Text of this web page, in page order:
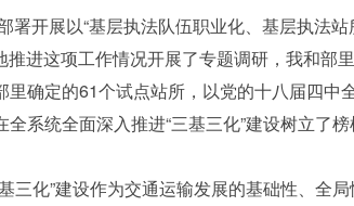
展以“基层执法队伍职业化、基层执法站
进这项工作情况开展了专题调研，我和部
确定的61个试点站所，以党的十八届四中
系统全面深入推进“三基三化”建设树立了
化”建设作为交通运输发展的基础性、全局